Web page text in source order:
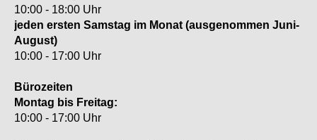
10:00 - 18:00 Uhr
jeden ersten Samstag im Monat (ausgenommen Juni-
August)
10:00 - 17:00 Uhr
Bürozeiten
Montag bis Freitag:
10:00 - 17:00 Uhr